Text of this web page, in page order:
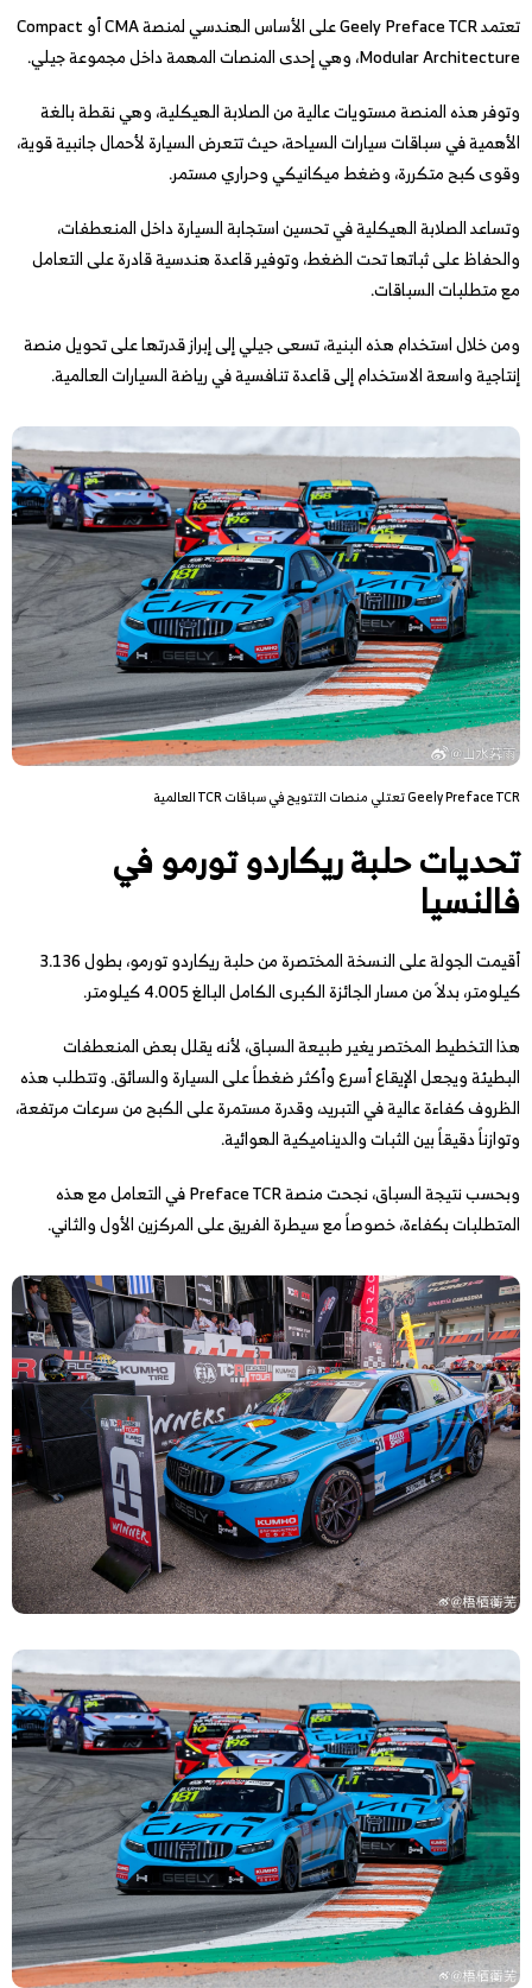
تعتمد Geely Preface TCR على الأساس الهندسي لمنصة CMA أو Compact
Modular Architecture، وهي إحدى المنصات المهمة داخل مجموعة جيلي.
وتوفر هذه المنصة مستويات عالية من الصلابة الهيكلية، وهي نقطة بالغة
الأهمية في سباقات سيارات السياحة، حيث تتعرض السيارة لأحمال جانبية قوية،
وقوى كبح متكررة، وضغط ميكانيكي وحراري مستمر.
وتساعد الصلابة الهيكلية في تحسين استجابة السيارة داخل المنعطفات،
والحفاظ على ثباتها تحت الضغط، وتوفير قاعدة هندسية قادرة على التعامل
مع متطلبات السباقات.
ومن خلال استخدام هذه البنية، تسعى جيلي إلى إبراز قدرتها على تحويل منصة
إنتاجية واسعة الاستخدام إلى قاعدة تنافسية في رياضة السيارات العالمية.
Geely Preface TCR تعتلي منصات التتويح في سباقات TCR العالمية
تحديات حلبة ريكاردو تورمو في
فالنسيا
أقيمت الجولة على النسخة المختصرة من حلبة ريكاردو تورمو، بطول 3.136
كيلومتر، بدلاً من مسار الجائزة الكبرى الكامل البالغ 4.005 كيلومتر.
هذا التخطيط المختصر يغير طبيعة السباق، لأنه يقلل بعض المنعطفات
البطيئة ويجعل الإيقاع أسرع وأكثر ضغطاً على السيارة والسائق. وتتطلب هذه
الظروف كفاءة عالية في التبريد، وقدرة مستمرة على الكبح من سرعات مرتفعة،
وتوازناً دقيقاً بين الثبات والديناميكية الهوائية.
وبحسب نتيجة السباق، نجحت منصة Preface TCR في التعامل مع هذه
المتطلبات بكفاءة، خصوصاً مع سيطرة الفريق على المركزين الأول والثاني.